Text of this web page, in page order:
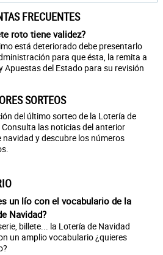
FRECUENTES
roto tiene validez?
está deteriorado debe presentarlo
para que ésta, la remita a
Apuestas del Estado para su revisión
SORTEOS
del último sorteo de la Lotería de
las noticias del anterior
navidad y descubre los números
un lío con el vocabulario de la
Navidad?
billete... la Lotería de Navidad
un amplio vocabulario ¿quieres